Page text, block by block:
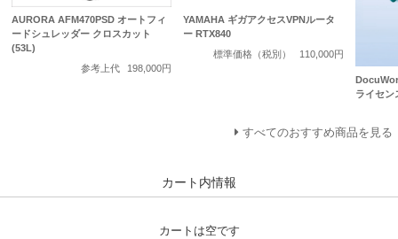
AURORA AFM470PSD オートフィ
ードシュレッダー クロスカット
(53L)
参考上代
198,000円
YAMAHA ギガアクセスVPNルータ
ー RTX840
標準価格（税別）
110,000円
ライセン
すべてのおすすめ商品を見る
カート内情報
カートは空です